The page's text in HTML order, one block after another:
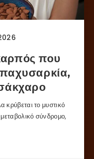
που
κρύβεται το μυστικό
σύνδρομο,